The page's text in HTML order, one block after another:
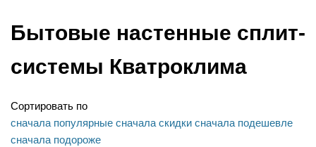
Бытовые настенные сплит-
системы Кватроклима
Сортировать по
сначала популярные сначала скидки сначала подешевле
сначала подороже